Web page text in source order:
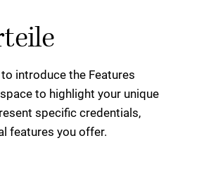
introduce the Features
to highlight your unique
specific credentials,
features you offer.